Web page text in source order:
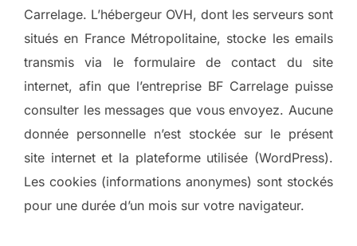
Carrelage. L’hébergeur OVH, dont les serveurs sont
situés en France Métropolitaine, stocke les emails
transmis via le formulaire de contact du site
internet, afin que l’entreprise BF Carrelage puisse
consulter les messages que vous envoyez. Aucune
donnée personnelle n’est stockée sur le présent
site internet et la plateforme utilisée (WordPress).
Les cookies (informations anonymes) sont stockés
pour une durée d’un mois sur votre navigateur.